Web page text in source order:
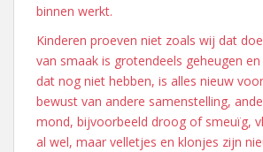
binnen werkt.
Kinderen proeven niet zoals wij dat
van smaak is grotendeels geheugen
dat nog niet hebben, is alles nieuw
bewust van andere samenstelling,
mond, bijvoorbeeld droog of smeuïg,
al wel, maar velletjes en klonjes zijn